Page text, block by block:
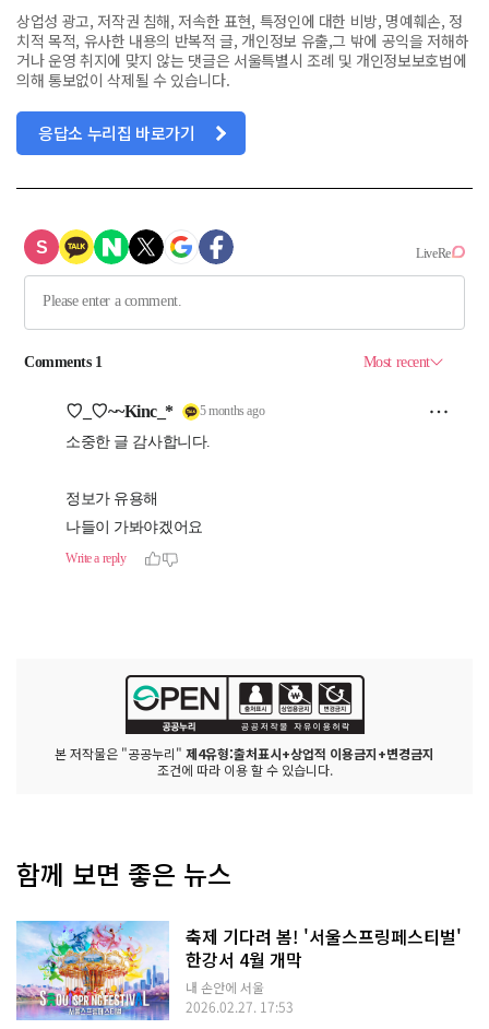
상업성 광고, 저작권 침해, 저속한 표현, 특정인에 대한 비방, 명예훼손, 정
치적 목적, 유사한 내용의 반복적 글, 개인정보 유출,그 밖에 공익을 저해하
거나 운영 취지에 맞지 않는 댓글은 서울특별시 조례 및 개인정보보호법에
의해 통보없이 삭제될 수 있습니다.
응답소 누리집 바로가기
본 저작물은 "공공누리" 제4유형:출처표시+상업적 이용금지+변경금지
조건에 따라 이용 할 수 있습니다.
함께 보면 좋은 뉴스
축제 기다려 봄! '서울스프링페스티벌'
한강서 4월 개막
내 손안에 서울
2026.02.27. 17:53